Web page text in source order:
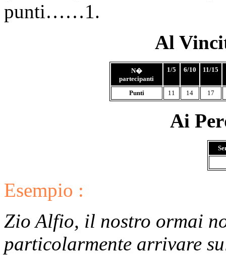
punti……1.
Al
N�
partecipanti
1/5 6/10 11/15
Punti 11 14 17
Ai
Esempio :
Zio Alfio, il nostro ormai
particolarmente arrivare